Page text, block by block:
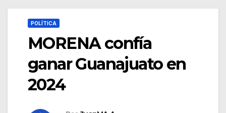
POLÍTICA
MORENA confía
ganar Guanajuato en
2024